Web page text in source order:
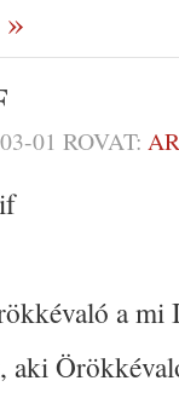
01 ROVAT:
a mi
aki